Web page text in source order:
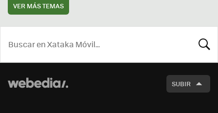
VER MÁS TEMAS
SUBIR